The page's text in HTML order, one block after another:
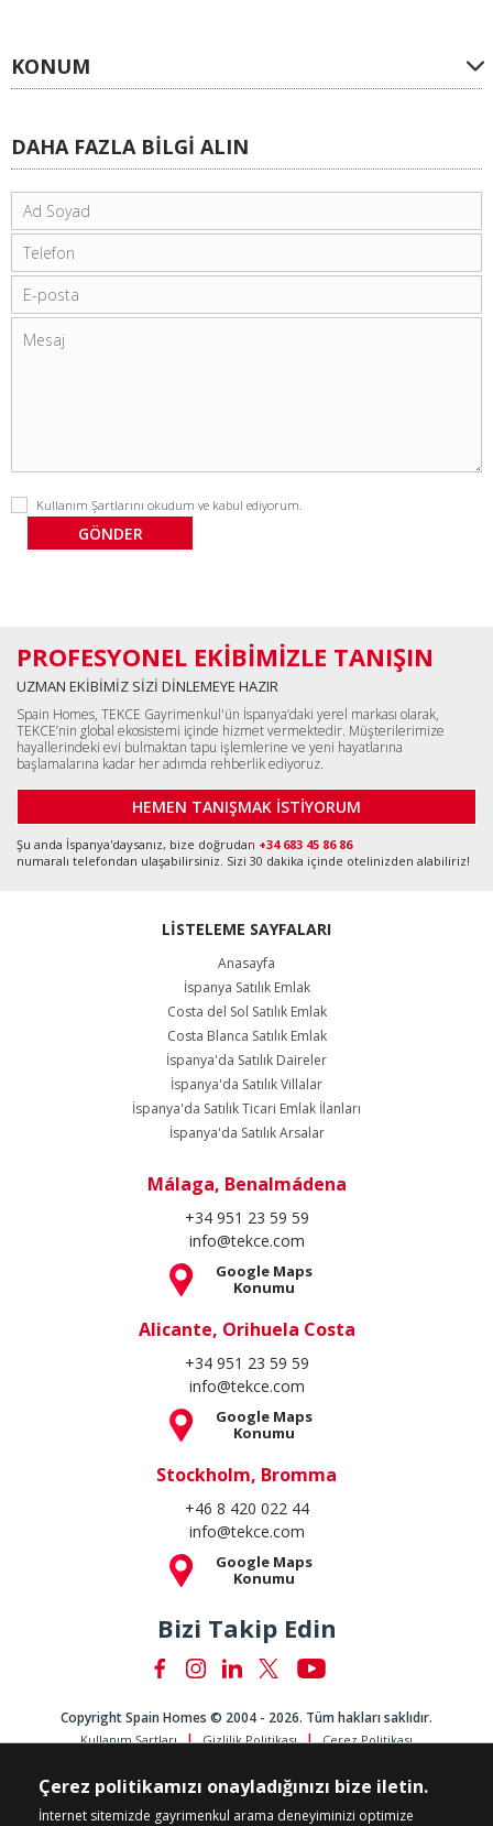
KONUM
DAHA FAZLA BİLGİ ALIN
Kullanım Şartlarını okudum ve kabul ediyorum.
PROFESYONEL EKİBİMİZLE TANIŞIN
UZMAN EKİBİMİZ SİZİ DİNLEMEYE HAZIR
Spain Homes, TEKCE Gayrimenkul'ün İspanya’daki yerel markası olarak,
TEKCE’nin global ekosistemi içinde hizmet vermektedir. Müşterilerimize
hayallerindeki evi bulmaktan tapu işlemlerine ve yeni hayatlarına
başlamalarına kadar her adımda rehberlik ediyoruz.
HEMEN TANIŞMAK İSTİYORUM
Şu anda İspanya'daysanız, bize doğrudan +34 683 45 86 86
numaralı telefondan ulaşabilirsiniz. Sizi 30 dakika içinde otelinizden alabiliriz!
LİSTELEME SAYFALARI
Anasayfa
İspanya Satılık Emlak
Costa del Sol Satılık Emlak
Costa Blanca Satılık Emlak
İspanya'da Satılık Daireler
İspanya'da Satılık Villalar
İspanya'da Satılık Ticari Emlak İlanları
İspanya'da Satılık Arsalar
Málaga, Benalmádena
+34 951 23 59 59
info@tekce.com
Google Maps
Konumu
Alicante, Orihuela Costa
+34 951 23 59 59
info@tekce.com
Google Maps
Konumu
Stockholm, Bromma
+46 8 420 022 44
info@tekce.com
Google Maps
Konumu
Bizi Takip Edin
Copyright Spain Homes © 2004 - 2026. Tüm hakları saklıdır.
Kullanım Şartları Gizlilik Politikası Çerez Politikası
Çerez politikamızı onayladığınızı bize iletin.
İnternet sitemizde gayrimenkul arama deneyiminizi optimize